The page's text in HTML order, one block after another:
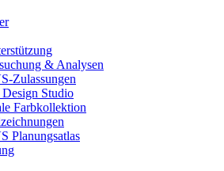
& Analysen
Zulassungen
Studio
Farbkollektion
Planungsatlas